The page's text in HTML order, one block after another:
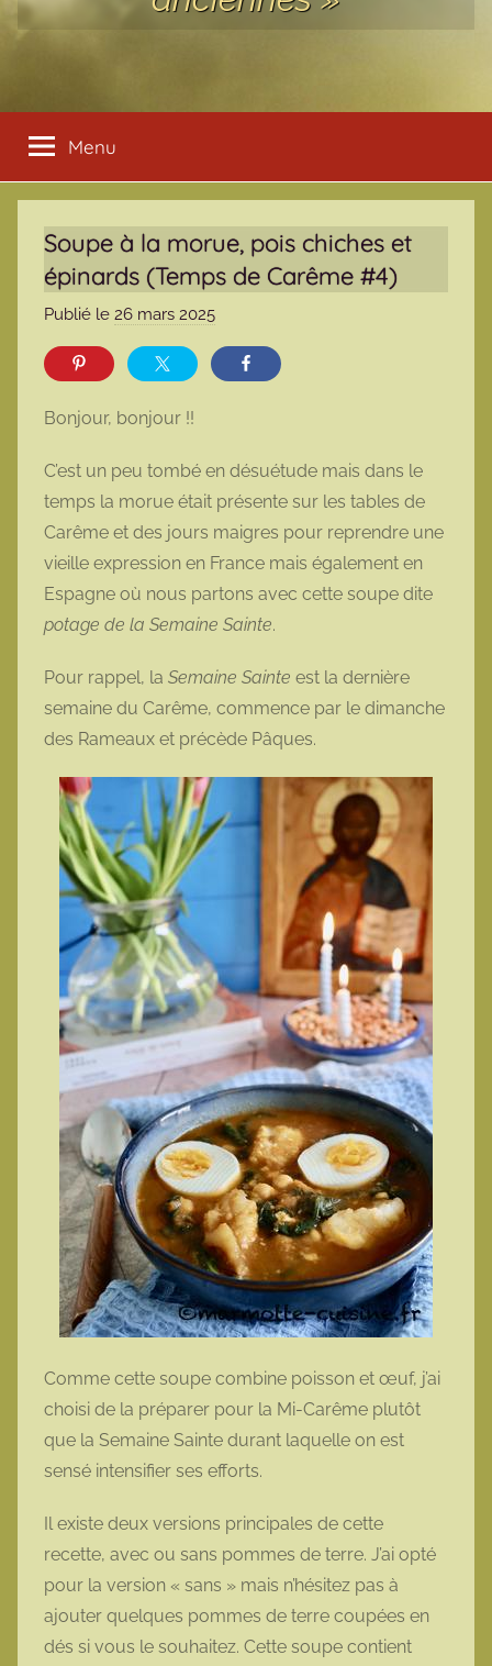
Menu
Soupe à la morue, pois chiches et
épinards (Temps de Carême #4)
Publié le 26 mars 2025
a
r
o
t
t
e
Bonjour, bonjour !!
C’est un peu tombé en désuétude mais dans le
temps la morue était présente sur les tables de
Carême et des jours maigres pour reprendre une
vieille expression en France mais également en
Espagne où nous partons avec cette soupe dite
potage de la Semaine Sainte.
Pour rappel, la Semaine Sainte est la dernière
semaine du Carême, commence par le dimanche
des Rameaux et précède Pâques.
Comme cette soupe combine poisson et œuf, j’ai
choisi de la préparer pour la Mi-Carême plutôt
que la Semaine Sainte durant laquelle on est
sensé intensifier ses efforts.
Il existe deux versions principales de cette
recette, avec ou sans pommes de terre. J’ai opté
pour la version « sans » mais n’hésitez pas à
ajouter quelques pommes de terre coupées en
dés si vous le souhaitez. Cette soupe contient